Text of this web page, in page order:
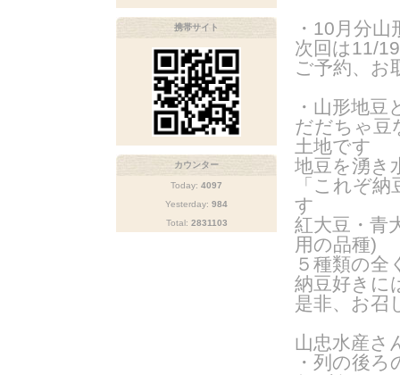
・10月分山
次回は11/
ご予約、お
・山形地
だだちゃ豆
土地です
地豆を湧き
「これぞ
す
紅大豆・青
用の品種)
５種類の全
納豆好きに
是非、お召
山忠水産さ
・列の後
携帯サイト
カウンター
Today: 4097
Yesterday: 984
Total: 2831103